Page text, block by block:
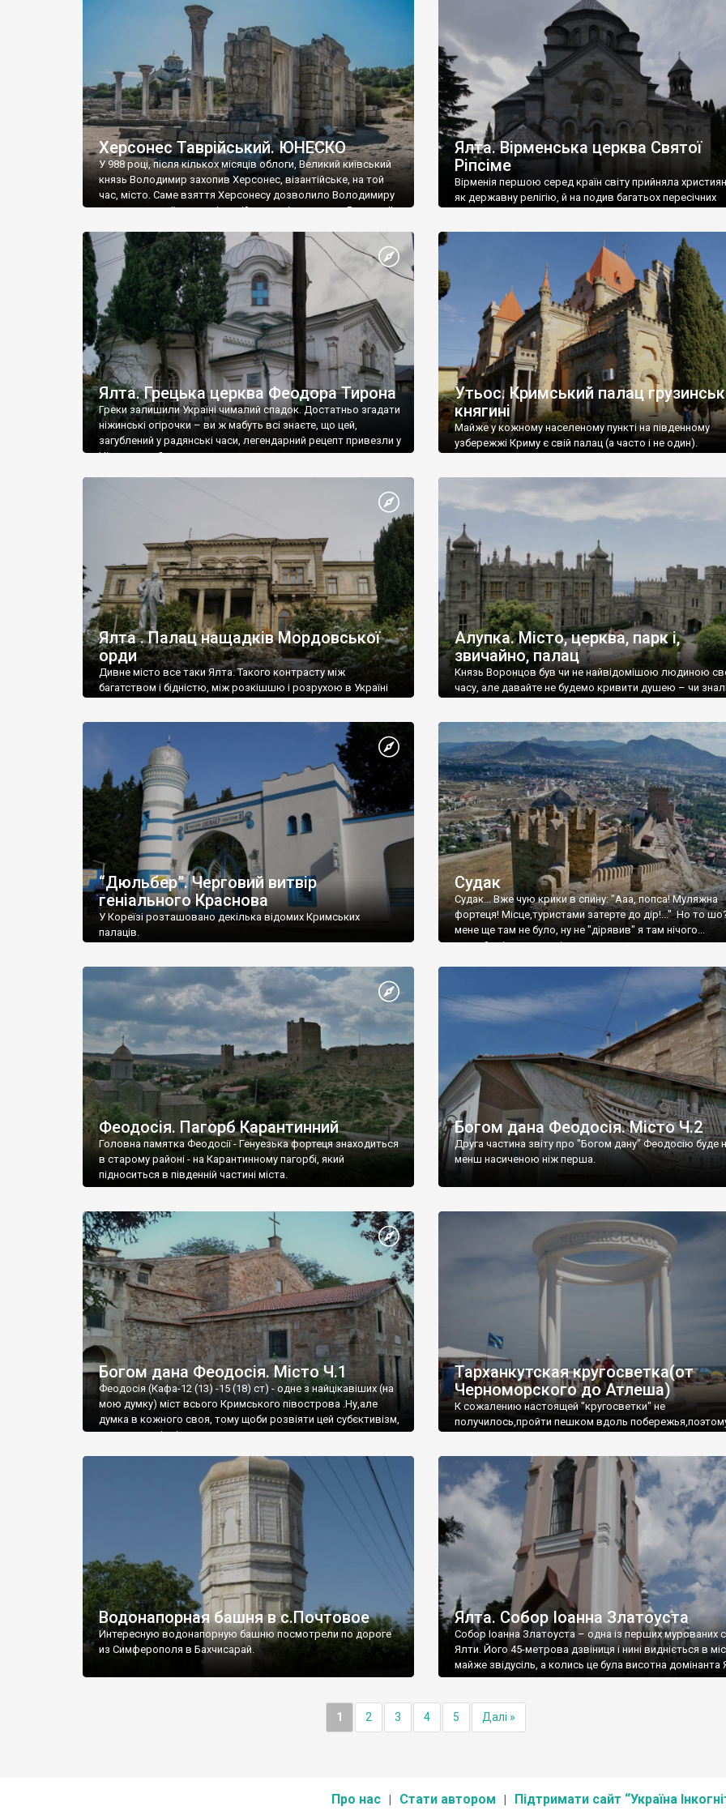
візантійської доби. Раритети викрадені з фондів об’єкту
культурної спадщини ЮНЕСКО «Херсонеса Таврійського».
Офіційно – на виставку «Золото Візантії», але експерти та
влада в Україні вважають це лише […]
називаються «повстяками» (postaki)…” “Вино. Крим
виробляє відмінне вино і його вдосталь: воно все
легке біле і дуже […]
Херсонес Таврійський. ЮНЕСКО
У 988 році, після кількох місяців облоги, Великий київський
князь Володимир захопив Херсонес, візантійське, на той
час, місто. Саме взяття Херсонесу дозволило Володимиру
диктувати свої умови візантійському імператору Василю ІІ,
Херсонесі Володимир-язичник, став Василем-
християнином. А потім було Хрещення Русі. На честь
Херсонесу Таврійського названо місто […]
Ялта. Вірменська церква Святої
Ріпсіме
Вірменія першою серед країн світу прийняла
як державну релігію, й на подив багатьох пересічних
Ялта. Грецька церква Феодора Тирона
Греки залишили Україні чималий спадок. Достатньо згадати
ніжинські огірочки – ви ж мабуть всі знаєте, що цей,
загублений у радянські часи, легендарний рецепт привезли у
Ніжин греки?
Утьос. Кримський палац
княгині
Майже у кожному населеному пункті на південному
узбережжі Криму є свій палац (а часто і не один).
Ялта . Палац нащадків Мордовської
орди
Дивне місто все таки Ялта. Такого контрасту між
багатством і бідністю, між розкішшю і розрухою в Україні
Алупка. Місто, церква, парк і,
звичайно, палац
Князь Воронцов був чи не найвідомішою людиною
часу, але давайте не будемо кривити душею – чи
“Дюльбер”. Черговий витвір
геніального Краснова
У Кореїзі розташовано декілька відомих Кримських
палаців.
Судак
Судак... Вже чую крики в спину: "Ааа, попса! Муляжна
фортеця! Місце,туристами затерте до дір!..." Но то
мене ще там не було, ну не "дірявив" я там нічого...
принаймні до цього літа.
Феодосія. Пагорб Карантинний
Головна памятка Феодосії - Генуезька фортеця знаходиться
в старому районі - на Карантинному пагорбі, який
підноситься в південній частині міста.
Богом дана Феодосія. Місто Ч.2
Друга частина звіту про "Богом дану" Феодосію буде
менш насиченою ніж перша.
Богом дана Феодосія. Місто Ч.1
Феодосія (Кафа-12 (13) -15 (18) ст) - одне з найцікавіших (на
мою думку) міст всього Кримського півострова .Ну,але
думка в кожного своя, тому щоби розвіяти цей субєктивізм,
запрошую відвідати це
Тарханкутская кругосветка(от
Черноморского до Атлеша)
К сожалению настоящей "кругосветки" не
получилось,пройти пешком вдоль
Водонапорная башня в с.Почтовое
Интересную водонапорную башню посмотрели по дороге
из Симферополя в Бахчисарай.
Ялта. Собор Іоанна Златоуста
Собор Іоанна Златоуста – одна із перших мурованих
Ялти. Його 45-метрова дзвіниця і нині видніється в
майже звідусіль, а колись це була висотна домінанта
1 2 3 4 5 Далі »
Про нас Стати автором Підтримати сайт “Україна